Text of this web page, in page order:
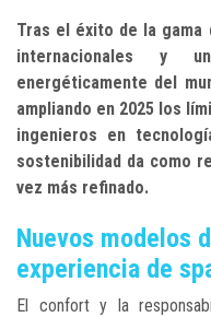
Tras el éxito de la gama
internacionales y
energéticamente del
ampliando en 2025 los
ingenieros en
sostenibilidad da como
vez más refinado.
Nuevos modelos
experiencia de
El confort y la